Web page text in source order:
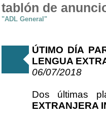
tablón de
"ADL General"
ÚTIMO DÍA
LENGUA
06/07/2018
Dos últimas
EXTRANJERA